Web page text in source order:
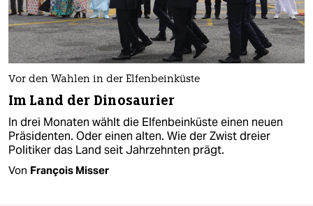
Vor den Wahlen in der Elfenbeinküste
Im Land der Dinosaurier
In drei Monaten wählt die Elfenbeinküste einen neuen
Präsidenten. Oder einen alten. Wie der Zwist dreier
Politiker das Land seit Jahrzehnten prägt.
Von François Misser